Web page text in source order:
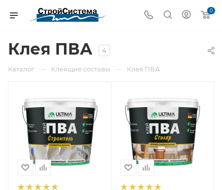
0
Клея ПВА 4
Каталог — Клеящие составы — Клея ПВА